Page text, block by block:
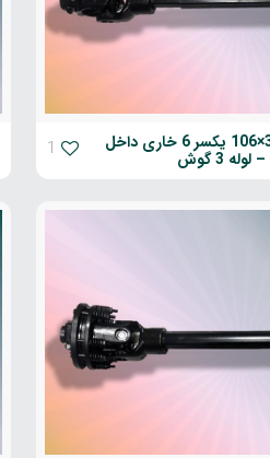
گاردان KU4100 – کاسه 35×106 یکسر 6 خاری داخل 1